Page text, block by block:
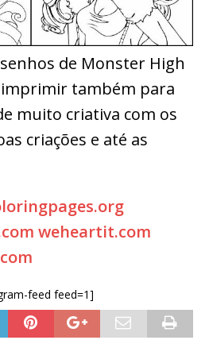
de Monster High
imprimir também para
muito criativa com os
criações e até as
weheartit.com
feed feed=1]